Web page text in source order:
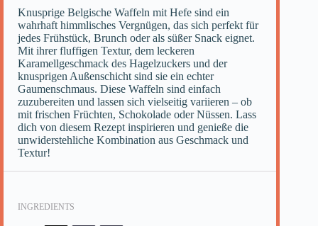
Knusprige Belgische Waffeln mit Hefe sind ein
wahrhaft himmlisches Vergnügen, das sich perfekt für
jedes Frühstück, Brunch oder als süßer Snack eignet.
Mit ihrer fluffigen Textur, dem leckeren
Karamellgeschmack des Hagelzuckers und der
knusprigen Außenschicht sind sie ein echter
Gaumenschmaus. Diese Waffeln sind einfach
zuzubereiten und lassen sich vielseitig variieren – ob
mit frischen Früchten, Schokolade oder Nüssen. Lass
dich von diesem Rezept inspirieren und genieße die
unwiderstehliche Kombination aus Geschmack und
Textur!
INGREDIENTS